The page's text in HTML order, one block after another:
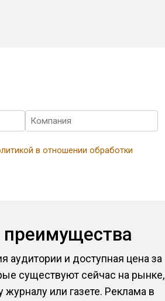
в отношении обработки
и доступная цена за
существуют сейчас на рынке,
или газете. Реклама в